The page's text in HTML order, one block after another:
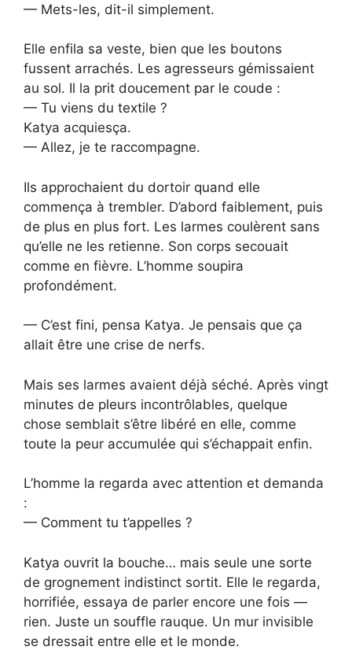
— Mets-les, dit-il simplement.
Elle enfila sa veste, bien que les boutons
fussent arrachés. Les agresseurs gémissaient
au sol. Il la prit doucement par le coude :
— Tu viens du textile ?
Katya acquiesça.
— Allez, je te raccompagne.
Ils approchaient du dortoir quand elle
commença à trembler. D’abord faiblement, puis
de plus en plus fort. Les larmes coulèrent sans
qu’elle ne les retienne. Son corps secouait
comme en fièvre. L’homme soupira
profondément.
— C’est fini, pensa Katya. Je pensais que ça
allait être une crise de nerfs.
Mais ses larmes avaient déjà séché. Après vingt
minutes de pleurs incontrôlables, quelque
chose semblait s’être libéré en elle, comme
toute la peur accumulée qui s’échappait enfin.
L’homme la regarda avec attention et demanda
:
— Comment tu t’appelles ?
Katya ouvrit la bouche… mais seule une sorte
de grognement indistinct sortit. Elle le regarda,
horrifiée, essaya de parler encore une fois —
rien. Juste un souffle rauque. Un mur invisible
se dressait entre elle et le monde.